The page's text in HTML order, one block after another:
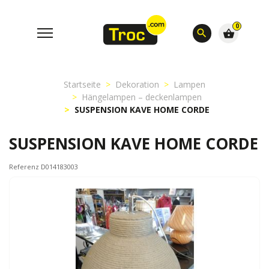
search
0
shopping_basket
Startseite Dekoration
Lampen
Hängelampen – deckenlampen
SUSPENSION KAVE HOME CORDE
SUSPENSION KAVE HOME CORDE
Referenz D014183003